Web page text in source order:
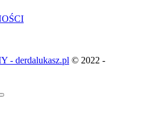
- derdalukasz.pl © 2022 -